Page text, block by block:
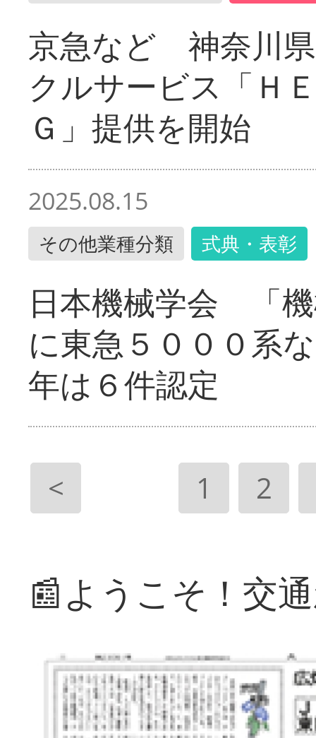
京急など 神奈川
クルサービス「Ｈ
Ｇ」提供を開始
2025.08.15
その他業種分類 式典・表彰
日本機械学会 「
に東急５０００系
年は６件認定
< 1 2
📰ようこそ！交